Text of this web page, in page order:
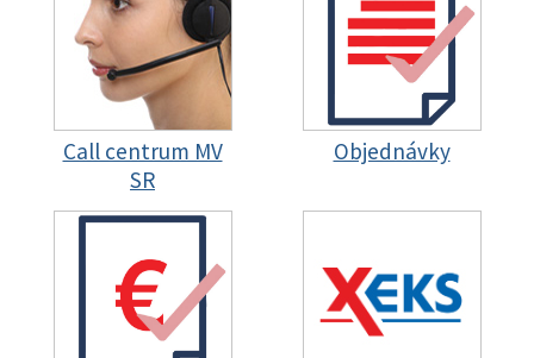
Call centrum MV
SR
Objednávky